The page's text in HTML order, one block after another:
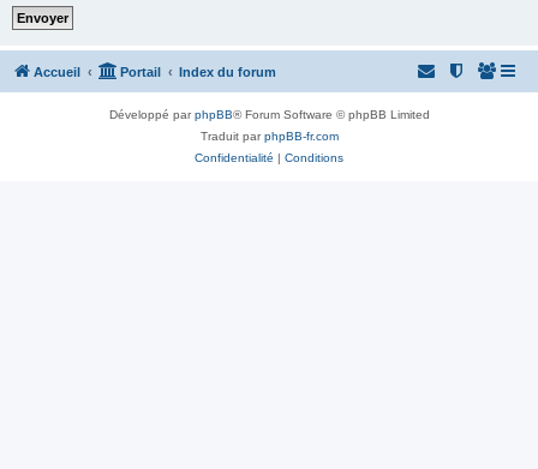
Accueil Portail Index du forum
Développé parphpBB® Forum Software © phpBB Limited
Traduit parphpBB-fr.com
Confidentialité | Conditions